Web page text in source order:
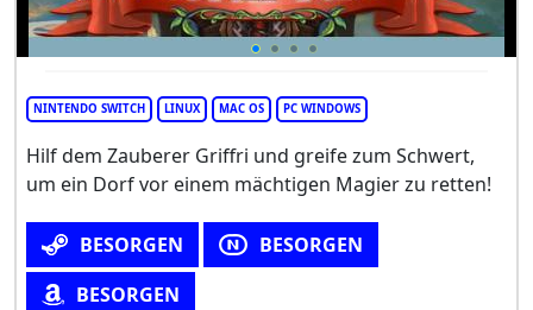
NINTENDO SWITCH LINUX MAC OS PC WINDOWS
Hilf dem Zauberer Griffri und greife zum Schwert,
um ein Dorf vor einem mächtigen Magier zu retten!
BESORGEN
BESORGEN
BESORGEN